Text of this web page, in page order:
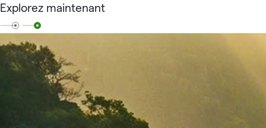
Explorez maintenant